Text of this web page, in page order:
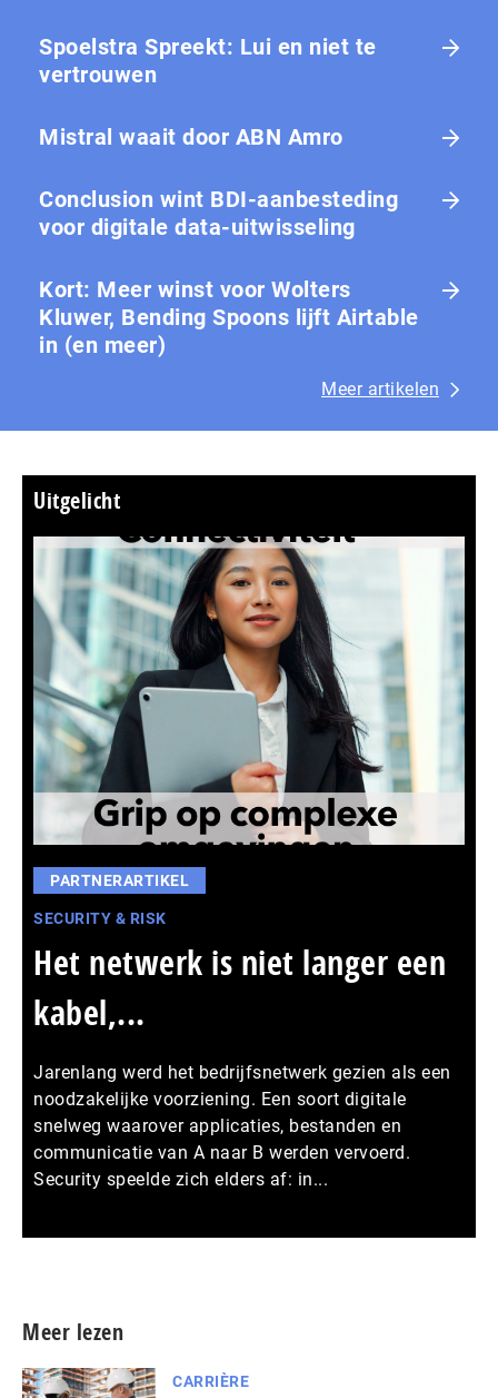
Spoelstra Spreekt: Lui en niet te
vertrouwen
Mistral waait door ABN Amro
Conclusion wint BDI-aanbesteding
voor digitale data-uitwisseling
Kort: Meer winst voor Wolters
Kluwer, Bending Spoons lijft Airtable
in (en meer)
Meer artikelen
Uitgelicht
PARTNERARTIKEL
SECURITY & RISK
Het netwerk is niet langer een
kabel,...
Jarenlang werd het bedrijfsnetwerk gezien als een
noodzakelijke voorziening. Een soort digitale
snelweg waarover applicaties, bestanden en
communicatie van A naar B werden vervoerd.
Security speelde zich elders af: in...
Meer lezen
CARRIÈRE